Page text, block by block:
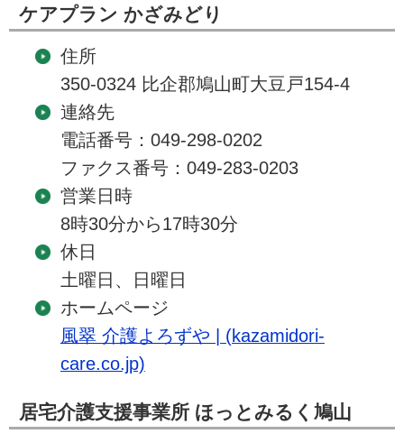
ケアプラン かざみどり
住所
350-0324 比企郡鳩山町大豆戸154-4
連絡先
電話番号：049-298-0202
ファクス番号：049-283-0203
営業日時
8時30分から17時30分
休日
土曜日、日曜日
ホームページ
風翠 介護よろずや | (kazamidori-
care.co.jp)
居宅介護支援事業所 ほっとみるく鳩山